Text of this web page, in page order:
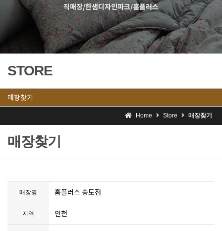
직매장/한샘디자인파크/홈플러스
STORE
매장찾기
Home Store 매장찾기
매장찾기
매장명 홈플러스 송도점
지역 인천